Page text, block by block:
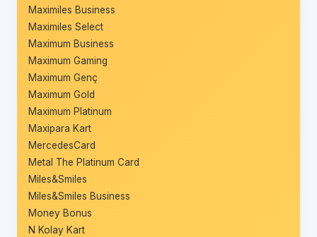
Maximiles Business
Maximiles Select
Maximum Business
Maximum Gaming
Maximum Genç
Maximum Gold
Maximum Platinum
Maxipara Kart
MercedesCard
Metal The Platinum Card
Miles&Smiles
Miles&Smiles Business
Money Bonus
N Kolay Kart